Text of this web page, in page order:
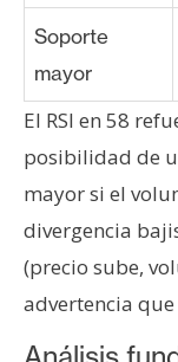
Soporte
mayor
El RSI en 58
posibilidad de
mayor si el
divergencia
(precio sube,
advertencia